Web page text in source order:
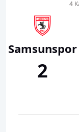
Samsunspor
2
4